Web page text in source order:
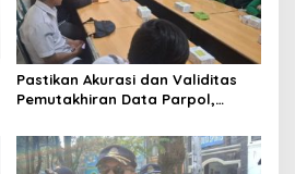
Pastikan Akurasi dan Validitas
Pemutakhiran Data Parpol,
Pengawasan